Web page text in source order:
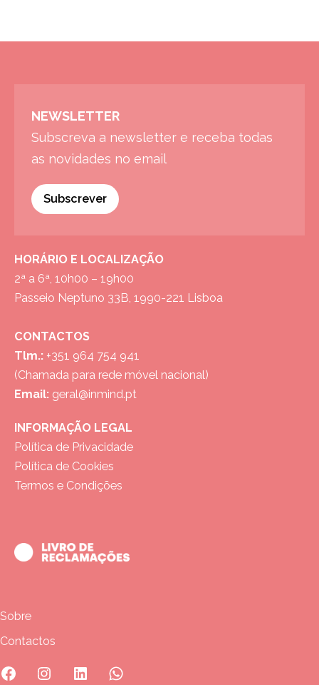
NEWSLETTER
Subscreva a newsletter e receba todas
as novidades no email
Subscrever
HORÁRIO E LOCALIZAÇÃO
2ª a 6ª, 10h00 – 19h00
Passeio Neptuno 33B, 1990-221 Lisboa
CONTACTOS
Tlm.: +351 964 754 941
(Chamada para rede móvel nacional)
Email: geral@inmind.pt
INFORMAÇÃO LEGAL
Política de Privacidade
Política de Cookies
Termos e Condições
Sobre
Contactos
FacebookInstagramLinkedin